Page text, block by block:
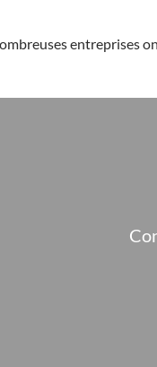
entreprises